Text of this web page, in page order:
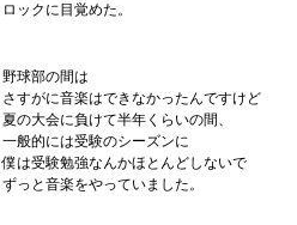
ロックに目覚めた。
野球部の間は
さすがに音楽はできなかったんですけど
夏の大会に負けて半年くらいの間、
一般的には受験のシーズンに
僕は受験勉強なんかほとんどしないで
ずっと音楽をやっていました。